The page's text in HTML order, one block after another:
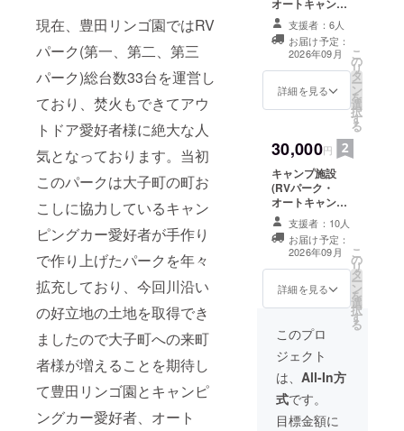
現在、豊田リンゴ園ではRV
パーク(第一、第二、第三
パーク)総台数33台を運営し
ており、焚火もできてアウ
トドア愛好者様に絶大な人
気となっております。当初
このパークは大子町の町お
こしに協力しているキャン
ピングカー愛好者が手作り
で作り上げたパークを年々
拡充しており、今回川沿い
の好立地の土地を取得でき
ましたので大子町への来町
者様が増えることを期待し
て豊田リンゴ園とキャンピ
ングカー愛好者、オート
まで利
用可能
オートキャンプ
場)の2年間使用
権を付与致しま
す。 時期はプロ
ジェクト終了後
2026年9月1日よ
り2078年8月30
支援者：6人
お届け予定：
2026年09月
詳細を見る
こ
の
リ
タ
ー
ン
を
選
択
す
る
30,000円
キャンプ施設
(RVパーク・
オートキャンプ
場)の3年間使用
権を付与致しま
す。 時期はプロ
ジェクト終了後
2026年9月1日よ
り2029年8月30
支援者：10人
お届け予定：
2026年09月
詳細を見る
こ
の
リ
タ
ー
ン
を
選
択
す
る
このプロ
ジェクト
は、 All-In方
式です。
目標金額に